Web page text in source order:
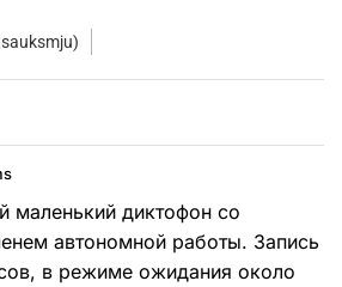
маленький диктофон со
автономной работы. Запись
в режиме ожидания около